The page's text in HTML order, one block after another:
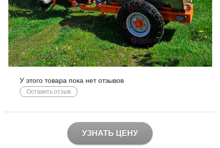
У этого товара пока нет отзывов
Оставить отзыв
УЗНАТЬ ЦЕНУ